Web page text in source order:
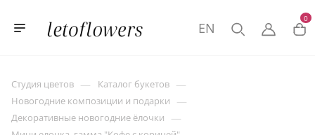
0
EN
Студия цветов — Каталог букетов —
Новогодние композиции и подарки —
Декоративные новогодние ёлочки —